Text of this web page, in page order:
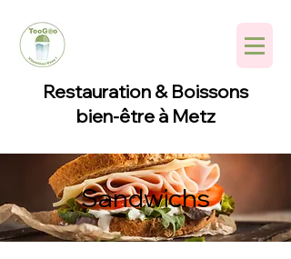
Restauration & Boissons
bien-être à Metz
Sandwichs